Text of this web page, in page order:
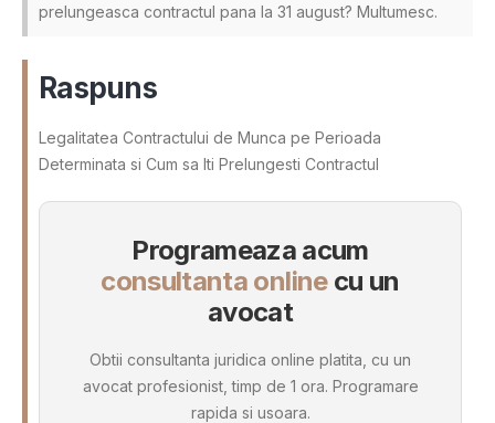
prelungeasca contractul pana la 31 august? Multumesc.
Raspuns
Legalitatea Contractului de Munca pe Perioada
Determinata si Cum sa Iti Prelungesti Contractul
Programeaza acum
consultanta onlinecu un
avocat
Obtii consultanta juridica online platita, cu un
avocat profesionist, timp de 1 ora. Programare
rapida si usoara.